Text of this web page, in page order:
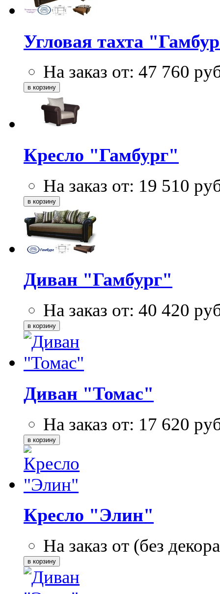
Угловая тахта
На заказ от: 47 760
Кресло "Гамбург"
На заказ от: 19 510
Диван "Гамбург"
На заказ от: 40 420
Диван "Томас"
На заказ от: 17 620
Кресло "Элин"
На заказ от (без